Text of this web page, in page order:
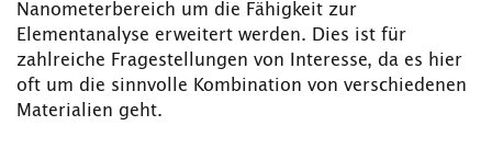
Nanometerbereich um die Fähigkeit zur
Elementanalyse erweitert wer­den. Dies ist für
zahlreiche Fragestellungen von Interesse, da es hier
oft um die sinnvolle Kombination von verschiedenen
Materialien geht.